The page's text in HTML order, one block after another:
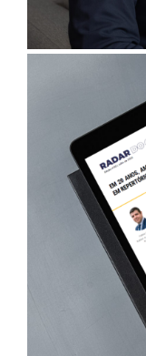
PRESIDENTE DA
A CRIAÇÃO DO
VALORES